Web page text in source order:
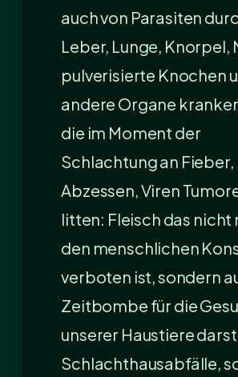
auch von Parasiten
Leber, Lunge, Knorpel,
pulverisierte Knochen
andere Organe
die im Moment der
Schlachtung an Fieber,
Abzessen, Viren
litten: Fleisch das nicht
den menschlichen
verboten ist, sondern
Zeitbombe für die
unserer Haustiere
Schlachthausabfälle,